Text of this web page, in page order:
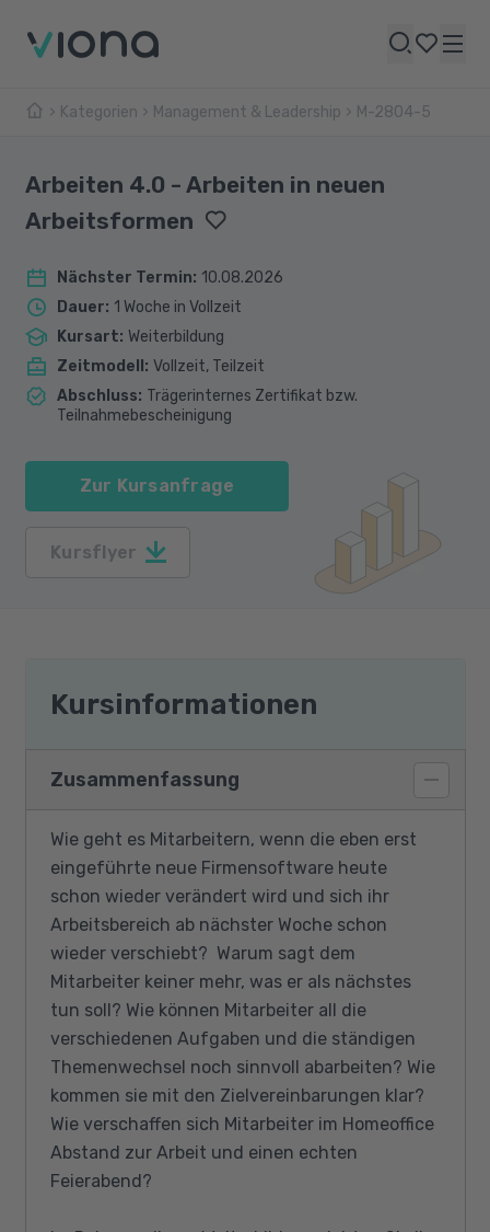
Kategorien Management & Leadership M-2804-5
Arbeiten 4.0 - Arbeiten in neuen
Arbeitsformen
Nächster Termin: 10.08.2026
Dauer: 1 Woche in Vollzeit
Kursart: Weiterbildung
Zeitmodell : Vollzeit, Teilzeit
Abschluss: Trägerinternes Zertifikat bzw.
Teilnahmebescheinigung
Zur Kursanfrage
Kursflyer
Kursinformationen
Zusammenfassung
Wie geht es Mitarbeitern, wenn die eben erst
eingeführte neue Firmensoftware heute
schon wieder verändert wird und sich ihr
Arbeitsbereich ab nächster Woche schon
wieder verschiebt? Warum sagt dem
Mitarbeiter keiner mehr, was er als nächstes
tun soll? Wie können Mitarbeiter all die
verschiedenen Aufgaben und die ständigen
Themenwechsel noch sinnvoll abarbeiten? Wie
kommen sie mit den Zielvereinbarungen klar?
Wie verschaffen sich Mitarbeiter im Homeoffice
Abstand zur Arbeit und einen echten
Feierabend?